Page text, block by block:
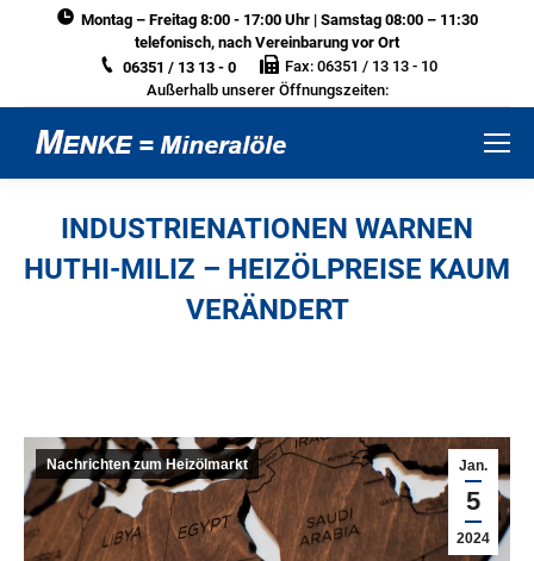
Montag – Freitag 8:00 - 17:00 Uhr | Samstag 08:00 – 11:30
telefonisch, nach Vereinbarung vor Ort
06351 / 13 13 - 0
Fax: 06351 / 13 13 - 10
Außerhalb unserer Öffnungszeiten:
INDUSTRIENATIONEN WARNEN
HUTHI-MILIZ – HEIZÖLPREISE KAUM
VERÄNDERT
Jan.
5
2024
Nachrichten zum Heizölmarkt